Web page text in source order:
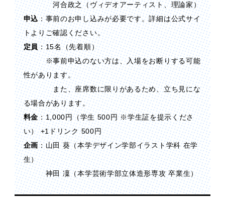
河合政之（ヴィデオアーティスト、理論家）
申込：事前のお申し込みが必要です。詳細は公式サイ
トよりご確認ください。
定員：15名（先着順）
※事前申込のない方は、入場をお断りする可能
性があります。
また、座席数に限りがあるため、立ち見にな
る場合があります。
料金：1,000円（学生 500円 ※学生証を提示くださ
い） +1ドリンク 500円
企画：山田 葵（本学デザイン学部イラスト学科 在学
生）
神田 凜（本学芸術学部立体造形専攻 卒業生）